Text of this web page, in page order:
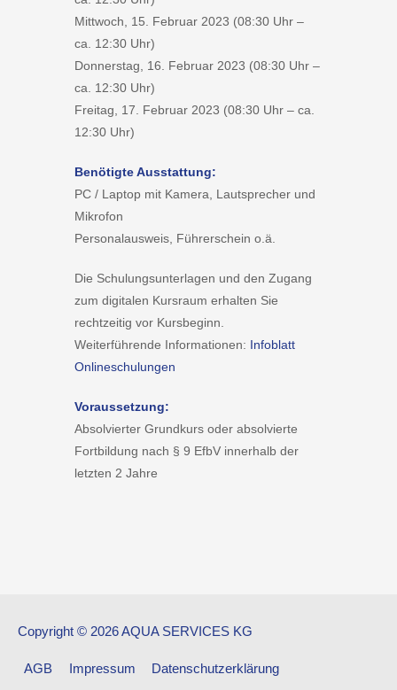
Mittwoch, 15. Februar 2023 (08:30 Uhr –
ca. 12:30 Uhr)
Donnerstag, 16. Februar 2023 (08:30 Uhr –
ca. 12:30 Uhr)
Freitag, 17. Februar 2023 (08:30 Uhr – ca.
12:30 Uhr)
Benötigte Ausstattung:
PC / Laptop mit Kamera, Lautsprecher und
Mikrofon
Personalausweis, Führerschein o.ä.
Die Schulungsunterlagen und den Zugang
zum digitalen Kursraum erhalten Sie
rechtzeitig vor Kursbeginn.
Weiterführende Informationen: Infoblatt
Onlineschulungen
Voraussetzung:
Absolvierter Grundkurs oder absolvierte
Fortbildung nach § 9 EfbV innerhalb der
letzten 2 Jahre
Copyright © 2026 AQUA SERVICES KG
AGB Impressum Datenschutzerklärung